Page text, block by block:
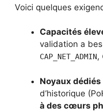
Voici quelques
Capacités
validation a
CAP_NET_ADMIN,
Noyaux dédiés
d’historique
à des cœurs